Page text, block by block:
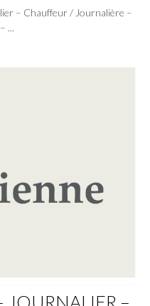
– Chauffeur / Journalière –
...
JOURNALIER –